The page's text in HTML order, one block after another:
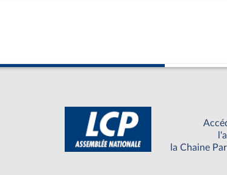
la Chaine